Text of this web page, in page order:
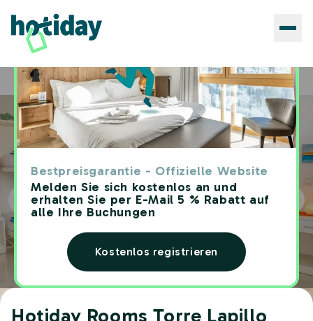
Bestpreisgarantie - Offizielle Website
Melden Sie sich kostenlos an und
erhalten Sie per E-Mail 5 % Rabatt auf
alle Ihre Buchungen
Kostenlos registrieren
Home Hotels Hotiday Rooms Torre Lapillo
Hotiday Rooms Torre Lapillo